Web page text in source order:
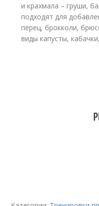
и крахмала – груши,
подходят для
перец, брокколи,
виды капусты,